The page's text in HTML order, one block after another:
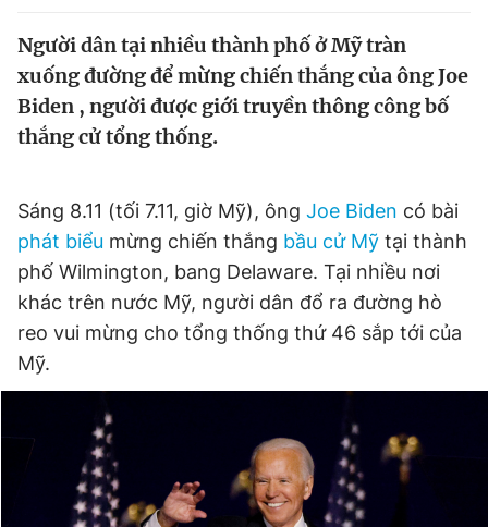
Video Magazine
Sản phẩm khác
Thông tin tòa soạn Liên hệ quảng cáo
Đọc Thanh Niên trên điện thoại
Người dân tại nhiều thành phố ở Mỹ tràn
xuống đường để mừng chiến thắng của ông Joe
Biden , người được giới truyền thông công bố
thắng cử tổng thống.
Sáng 8.11 (tối 7.11, giờ Mỹ), ông Joe Biden có bài
phát biểu mừng chiến thắng bầu cử Mỹ tại thành
phố Wilmington, bang Delaware. Tại nhiều nơi
khác trên nước Mỹ, người dân đổ ra đường hò
reo vui mừng cho tổng thống thứ 46 sắp tới của
Mỹ.